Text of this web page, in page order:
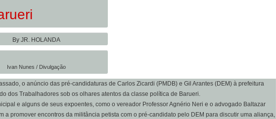
By JR. HOLANDA
Ivan Nunes / Divulgação
o anúncio das pré-candidaturas de Carlos Zicardi (PMDB) e Gil Arantes (DEM) à prefeitura
dos Trabalhadores sob os olhares atentos da classe política de Barueri.
e alguns de seus expoentes, como o vereador Professor Agnério Neri e o advogado Baltazar
a promover encontros da militância petista com o pré-candidato pelo DEM para discutir uma aliança,